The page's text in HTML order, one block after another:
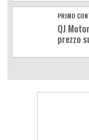
PRIMO
QJ
prezzo